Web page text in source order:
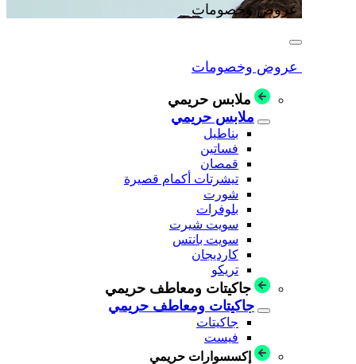
عروض وخصومات
عروض وخصومات
ملابس حريمي
ملابس حريمي
بناطيل
فساتين
قمصان
تيشرتات أكمام قصيرة
شورت
بلوفرات
سويت شيرت
سويت بانتس
كارديجان
تريكو
جاكيتات ومعاطف حريمي
جاكيتات ومعاطف حريمي
جاكيتات
فيست
إكسسوارات حريمي